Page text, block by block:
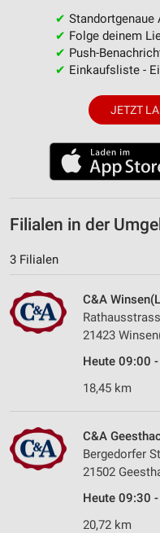
✔ Standortgenaue
✔ Folge deinem
✔ Push-
✔ Einkaufsliste -
JETZT
Filialen in der
3 Filialen
C&A
21423
Heute 09:00
18,45 km
C&A
Bergedorfer
21502
Heute 09:30
20,72 km